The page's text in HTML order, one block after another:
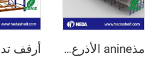
مذanine الأذرع الثقيلة